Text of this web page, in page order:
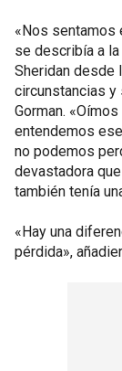
«Nos sentamos
se describía a
Sheridan desde
circunstancias
Gorman.
entendemos
no podemos
devastadora
también tenía
«Hay una
pérdida»,